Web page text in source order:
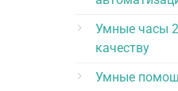
Умные часы
качеству
Умные